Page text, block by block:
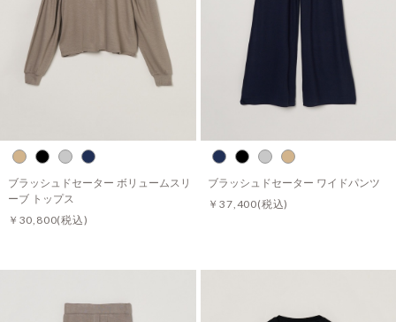
ブラッシュドセーター ボリュームスリ
ーブ トップス
￥30,800(税込)
ブラッシュドセーター ワイドパンツ
￥37,400(税込)